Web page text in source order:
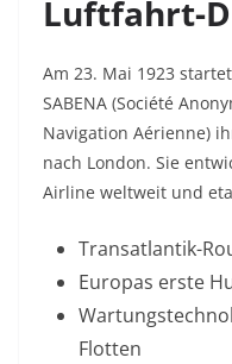
Luftfahrt-
Am 23. Mai 1923
SABENA (Société
Navigation Aérienne)
nach London. Sie
Airline weltweit und
Transatlantik-
Europas erste
Flotten